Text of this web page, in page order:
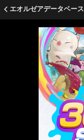
エオルゼアデータベース